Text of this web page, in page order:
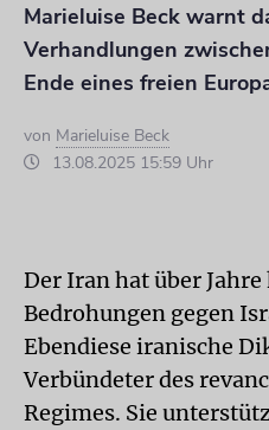
Marieluise Beck warnt
Verhandlungen
Ende eines freien
von Marieluise Beck
13.08.2025 15:59 Uhr
Der Iran hat über
Bedrohungen gegen
Ebendiese iranische
Verbündeter des
Regimes. Sie